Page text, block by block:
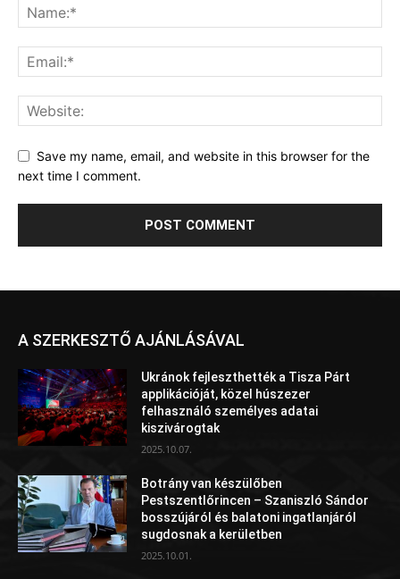
Save my name, email, and website in this browser for the
next time I comment.
A SZERKESZTŐ AJÁNLÁSÁVAL
Ukránok fejleszthették a Tisza Párt
applikációját, közel húszezer
felhasználó személyes adatai
kiszivárogtak
2025.10.07.
Botrány van készülőben
Pestszentlőrincen – Szaniszló Sándor
bosszújáról és balatoni ingatlanjáról
sugdosnak a kerületben
2025.10.01.